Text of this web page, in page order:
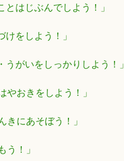
はじぶんでしよう！」
をしよう！」
がいをしっかりしよう！」
おきをしよう！」
にあそぼう！」
！」